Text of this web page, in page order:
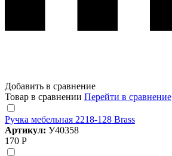
Добавить в сравнение
Товар в сравнении Перейти в сравнение
Ручка мебельная 2218-128 Brass
Артикул: У40358
170 Р